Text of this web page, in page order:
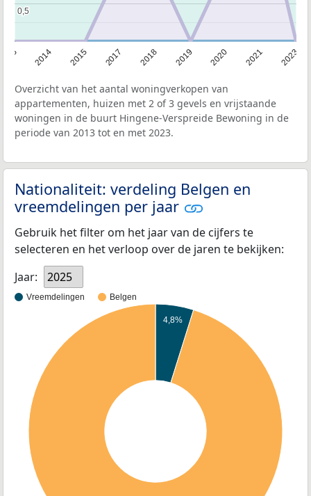
2014 2015 2017 2018 2019 2020 2021 2023
0,5
0,5
Overzicht van het aantal woningverkopen van
appartementen, huizen met 2 of 3 gevels en vrijstaande
woningen in de buurt Hingene-Verspreide Bewoning in de
periode van 2013 tot en met 2023.
Nationaliteit: verdeling Belgen en
vreemdelingen per jaar
Gebruik het filter om het jaar van de cijfers te
selecteren en het verloop over de jaren te bekijken:
Jaar:
2025
Vreemdelingen Belgen
4,8%